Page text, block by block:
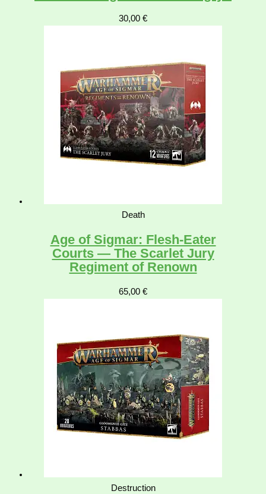
30,00 €
Death
Age of Sigmar: Flesh-Eater
Courts — The Scarlet Jury
Regiment of Renown
65,00 €
Destruction